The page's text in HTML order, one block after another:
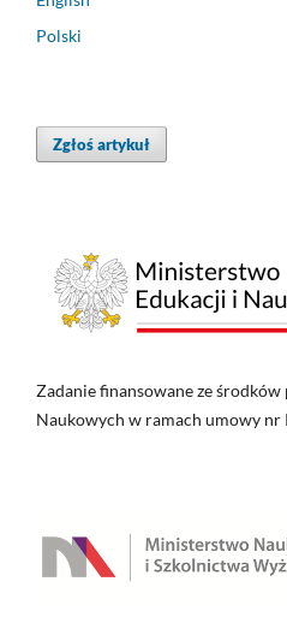
Polski
Zgłoś artykuł
Zadanie finansowane ze
Naukowych w ramach umowy nr